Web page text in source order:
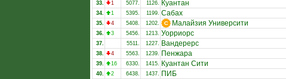
33.
1 5077. 1126. Куантан
34.
1 5395. 1199. Сабах
35.
4 5408. 1202. Малайзия Университи
36.
3 5456. 1213. Уорриорс
37.
5511. 1227. Вандерерс
38.
4 5563. 1239. Пенжара
39.
16 6330. 1415. Куантан Сити
40.
2 6438. 1437. ПИБ